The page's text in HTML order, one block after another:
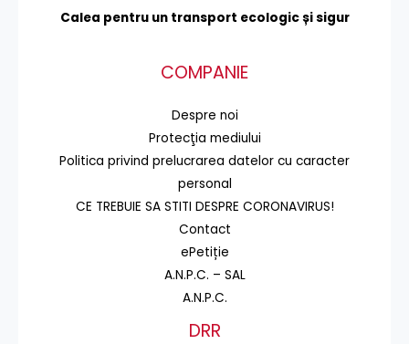
Calea pentru un transport ecologic și sigur
COMPANIE
Despre noi
Protecţia mediului
Politica privind prelucrarea datelor cu caracter
personal
CE TREBUIE SA STITI DESPRE CORONAVIRUS!
Contact
ePetiție
A.N.P.C. – SAL
A.N.P.C.
DRR